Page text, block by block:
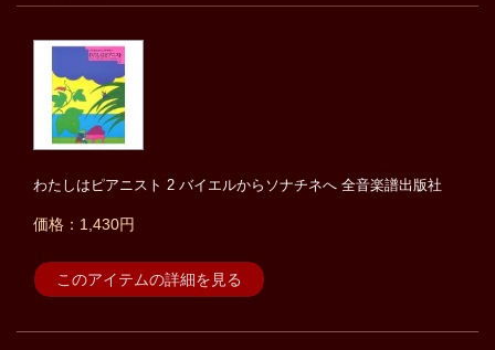
わたしはピアニスト 2 バイエルからソナチネへ 全音楽譜出版社
価格：1,430円
このアイテムの詳細を見る